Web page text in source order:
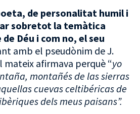
de personalitat humil i
sobretot la temàtica
Déu i com no, el seu
amb el pseudònim de J.
mateix afirmava perquè “yo
montañés de las sierras
cuevas celtibéricas de
dels meus paisans”.